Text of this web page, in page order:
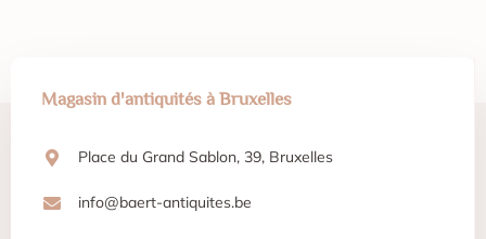
Magasin d'antiquités à Bruxelles
Place du Grand Sablon, 39, Bruxelles
info@baert-antiquites.be